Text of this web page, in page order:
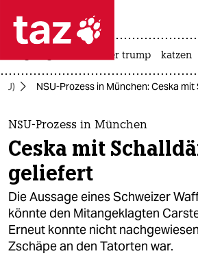
 taz zahl ich
taz zahl ich
themen
politik
öko
gesellschaft
kultur
usa unter trump katzen
NSU-Prozess in München: Ceska
NSU-Prozess in München
Ceska mit
geliefert
Die Aussage eines Schweizer
könnte den Mitangeklagten
Erneut konnte nicht
Zschäpe an den Tatorten war.